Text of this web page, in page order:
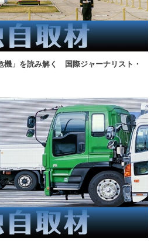
機」を読み解く 国際ジャーナリスト・